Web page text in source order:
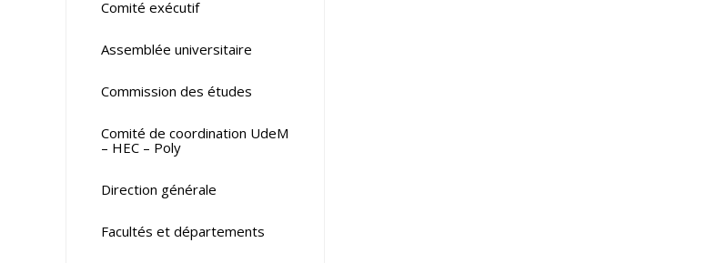
Comité exécutif
Assemblée universitaire
Commission des études
Comité de coordination UdeM
– HEC – Poly
Direction générale
Facultés et départements